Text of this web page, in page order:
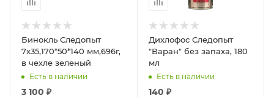
Бинокль Следопыт
7х35,170*50*140 мм,696г,
в чехле зеленый
Есть в наличии
3 100 ₽
Дихлофос Следопыт
"Варан" без запаха, 180
мл
Есть в наличии
140 ₽